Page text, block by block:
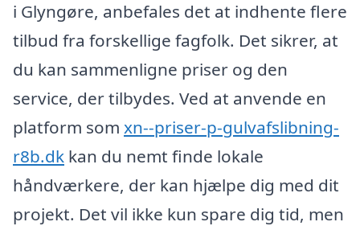
i Glyngøre, anbefales det at indhente flere
tilbud fra forskellige fagfolk. Det sikrer, at
du kan sammenligne priser og den
service, der tilbydes. Ved at anvende en
platform som xn--priser-p-gulvafslibning-
r8b.dk kan du nemt finde lokale
håndværkere, der kan hjælpe dig med dit
projekt. Det vil ikke kun spare dig tid, men